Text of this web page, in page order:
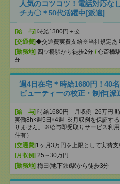
人気のコツコツ！電話対応な
チカ〇＊50代活躍中[派遣]
[給 与] 時給1380円＋交
[交通費]◆交通費実費支給※当社規定あ
[勤務地] 四ツ橋駅から徒歩2分 / 心斎橋
分
週4日在宅＊時給1680円！40
ビューティーの校正・制作[派
[給 与] 時給1680円 月収例 26万円
実働8h×週5日×4週 ※月収例を保証する
りません。※給与即受取りサービス利
件有）
[交通費] 1ヶ月3万円を上限として実費支
[月収例] 25～30万円
[勤務地] 梅田(地下鉄)駅から徒歩3分